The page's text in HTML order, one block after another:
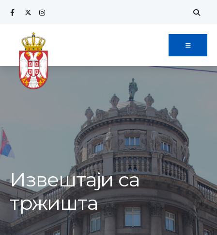
Извештаји са
тржишта